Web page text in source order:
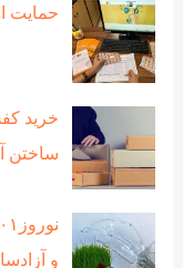
حمایت
خرید
ساختن
و